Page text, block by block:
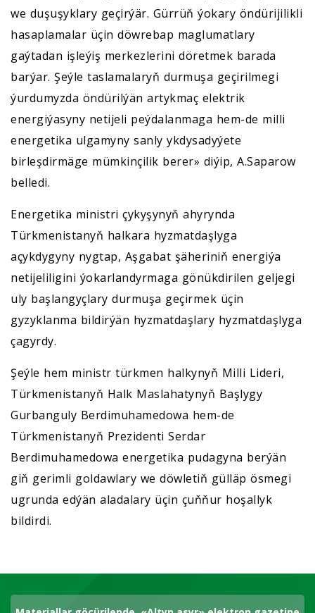
we duşuşyklary geçirýär. Gürrüň ýokary öndürijilikli
hasaplamalar üçin döwrebap maglumatlary
gaýtadan işleýiş merkezlerini döretmek barada
barýar. Şeýle taslamalaryň durmuşa geçirilmegi
ýurdumyzda öndürilýän artykmaç elektrik
energiýasyny netijeli peýdalanmaga hem-de milli
energetika ulgamyny sanly ykdysadyýete
birleşdirmäge mümkinçilik berer» diýip, A.Saparow
belledi.
Energetika ministri çykyşynyň ahyrynda
Türkmenistanyň halkara hyzmatdaşlyga
açykdygyny nygtap, Aşgabat şäheriniň energiýa
netijeliligini ýokarlandyrmaga gönükdirilen geljegi
uly başlangyçlary durmuşa geçirmek üçin
gyzyklanma bildirýän hyzmatdaşlary hyzmatdaşlyga
çagyrdy.
Şeýle hem ministr türkmen halkynyň Milli Lideri,
Türkmenistanyň Halk Maslahatynyň Başlygy
Gurbanguly Berdimuhamedowa hem-de
Türkmenistanyň Prezidenti Serdar
Berdimuhamedowa energetika pudagyna berýän
giň gerimli goldawlary we döwletiň gülläp ösmegi
ugrunda edýän aladalary üçin çuňňur hoşallyk
bildirdi.